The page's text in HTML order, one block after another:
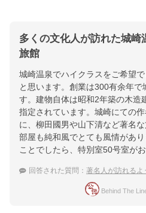
多くの文化人が訪れた城崎
旅館
城崎温泉でハイクラスをご希望
と思います。創業は300有余年
す。建物自体は昭和2年築の木造
指定されています。城崎にての
に、柳田國男や山下清など著名
部屋も純和風でとても風情があ
ことでしたら、特別室50号室がお
回答された質問： 著名人が訪れるような秘湯のあ
Behind The